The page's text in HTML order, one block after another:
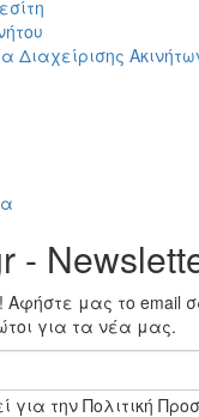
Διαχείρισης
-
μας το email
για τα νέα μας.
για την Πολιτική